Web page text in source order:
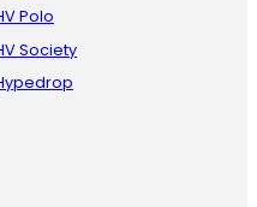
Polo
Society